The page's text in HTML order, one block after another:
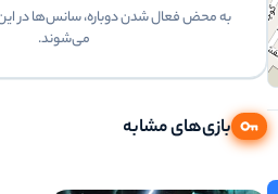
به محض فعال شدن دوباره، سانس‌ها در
می‌شوند.
بازی‌های مشابه